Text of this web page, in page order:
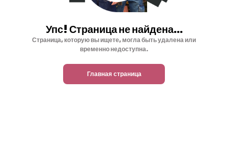
Упс! Страница не найдена...
Страница, которую вы ищете, могла быть удалена или
временно недоступна.
Главная страница